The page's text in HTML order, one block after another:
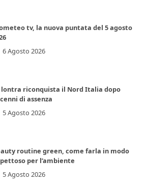
tv, la nuova puntata del 5 agosto
6 Agosto 2026
lontra riconquista il Nord Italia dopo
di assenza
5 Agosto 2026
routine green, come farla in modo
per l’ambiente
5 Agosto 2026